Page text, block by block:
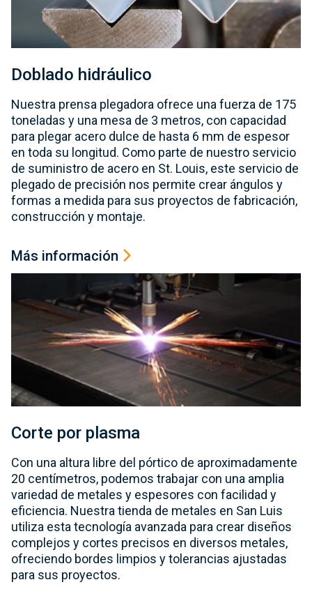
Doblado hidráulico
Nuestra prensa plegadora ofrece una fuerza de 175
toneladas y una mesa de 3 metros, con capacidad
para plegar acero dulce de hasta 6 mm de espesor
en toda su longitud. Como parte de nuestro servicio
de suministro de acero en St. Louis, este servicio de
plegado de precisión nos permite crear ángulos y
formas a medida para sus proyectos de fabricación,
construcción y montaje.
Más información
Corte por plasma
Con una altura libre del pórtico de aproximadamente
20 centímetros, podemos trabajar con una amplia
variedad de metales y espesores con facilidad y
eficiencia. Nuestra tienda de metales en San Luis
utiliza esta tecnología avanzada para crear diseños
complejos y cortes precisos en diversos metales,
ofreciendo bordes limpios y tolerancias ajustadas
para sus proyectos.